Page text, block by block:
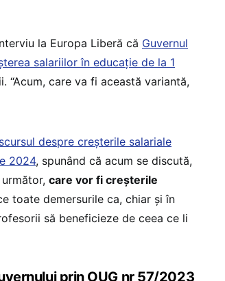
la Europa Liberă că Guvernul
salariilor în educație de la 1
“Acum, care va fi această variantă,
despre creșterile salariale
2024, spunând că acum se discută,
care vor fi creşterile
toate demersurile ca, chiar și în
să beneficieze de ceea ce li
prin OUG nr 57/2023